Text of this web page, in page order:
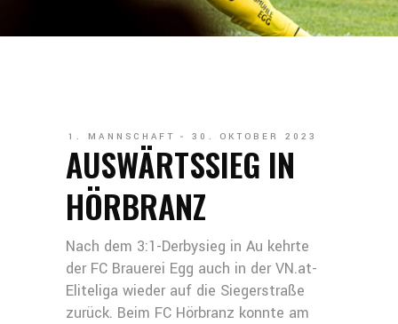
1. MANNSCHAFT 30. OKTOBER 2023
AUSWÄRTSSIEG IN
HÖRBRANZ
Nach dem 3:1-Derbysieg in Au kehrte
der FC Brauerei Egg auch in der VN.at-
Eliteliga wieder auf die Siegerstraße
zurück. Beim FC Hörbranz konnte am